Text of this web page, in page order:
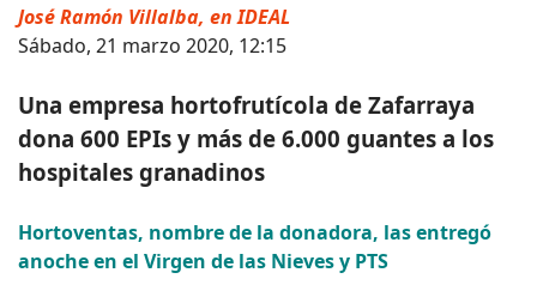
José Ramón Villalba, en IDEAL
Sábado, 21 marzo 2020, 12:15
Una empresa hortofrutícola de Zafarraya
dona 600 EPIs y más de 6.000 guantes a los
hospitales granadinos
Hortoventas, nombre de la donadora, las entregó
anoche en el Virgen de las Nieves y PTS